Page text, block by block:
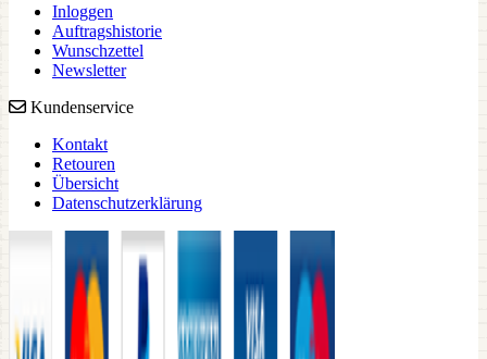
Inloggen
Auftragshistorie
Wunschzettel
Newsletter
Kundenservice
Kontakt
Retouren
Übersicht
Datenschutzerklärung